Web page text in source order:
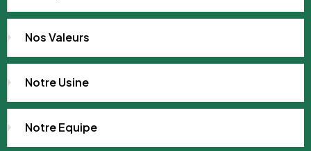
Nos Valeurs
Notre Usine
Notre Equipe